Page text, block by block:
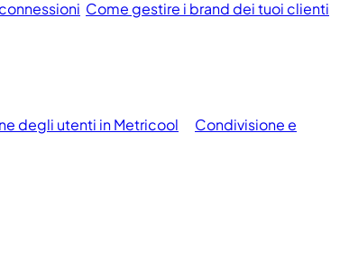
Come gestire i brand dei tuoi clienti
degli utenti in Metricool
Condivisione e